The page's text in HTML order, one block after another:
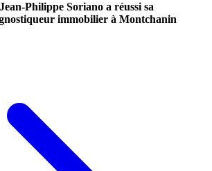
Philippe Soriano a réussi sa
immobilier à Montchanin